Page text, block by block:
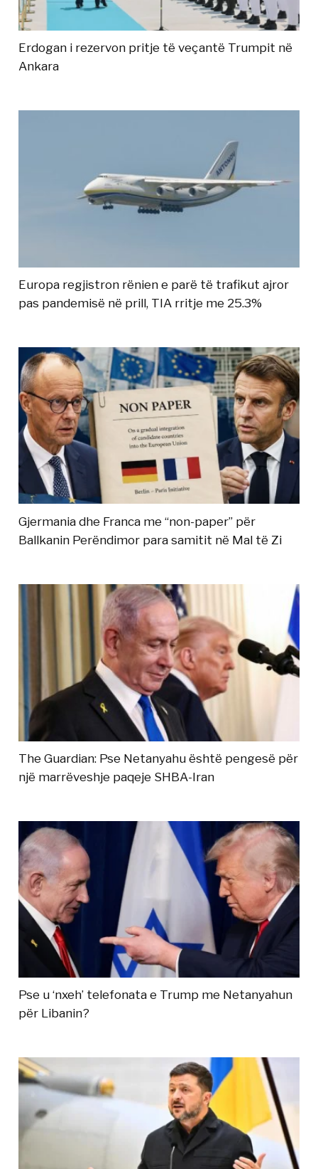
Erdogan i rezervon pritje të veçantë Trumpit në
Ankara
Europa regjistron rënien e parë të trafikut ajror
pas pandemisë në prill, TIA rritje me 25.3%
Gjermania dhe Franca me “non-paper” për
Ballkanin Perëndimor para samitit në Mal të Zi
The Guardian: Pse Netanyahu është pengesë për
një marrëveshje paqeje SHBA-Iran
Pse u ‘nxeh’ telefonata e Trump me Netanyahun
për Libanin?